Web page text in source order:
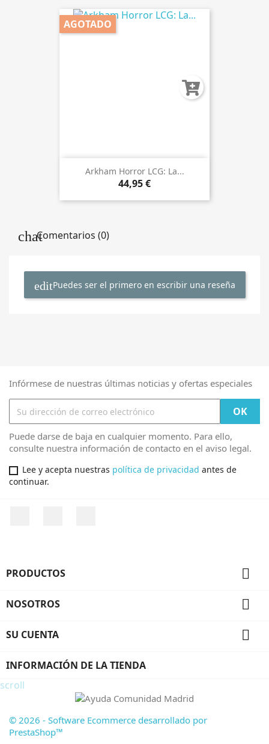
Arkham Horror LCG: La...
44,95 €
AGOTADO
Comentarios (0)
Puedes ser el primero en escribir una reseña
Infórmese de nuestras últimas noticias y ofertas especiales
Puede darse de baja en cualquier momento. Para ello,
consulte nuestra información de contacto en el aviso legal.
Lee y acepta nuestras política de privacidad antes de
continuar.
PRODUCTOS 
NOSOTROS 
SU CUENTA 
INFORMACIÓN DE LA TIENDA
scroll
© 2026 - Software Ecommerce desarrollado por
PrestaShop™